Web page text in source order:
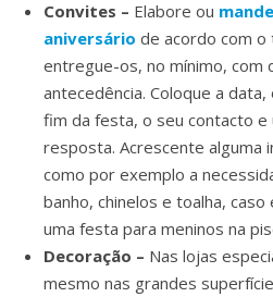
Convites – Elabore ou
aniversário de acordo com o
entregue-os, no mínimo, com
antecedência. Coloque a data,
fim da festa, o seu contacto e
resposta. Acrescente alguma
como por exemplo a
banho, chinelos e toalha,
uma festa para meninos na
Decoração – Nas lojas
mesmo nas grandes